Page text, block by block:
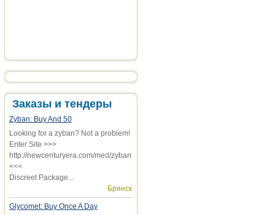
Заказы и тендеры
Zyban: Buy And 50
Looking for a zyban? Not a problem!
Enter Site >>>
http://newcenturyera.com/med/zyban
<<<
Discreet Package...
Брянск
Glycomet: Buy Once A Day